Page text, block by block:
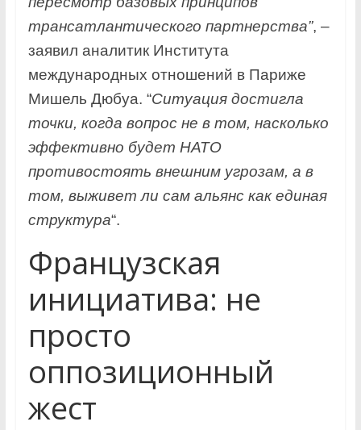
трансатлантического партнерства”, –
заявил аналитик Института
международных отношений в Париже
Мишель Дюбуа. “Ситуация достигла
точки, когда вопрос не в том, насколько
эффективно будет НАТО
противостоять внешним угрозам, а в
том, выживет ли сам альянс как единая
структура“.
Французская
инициатива: не
просто
оппозиционный
жест